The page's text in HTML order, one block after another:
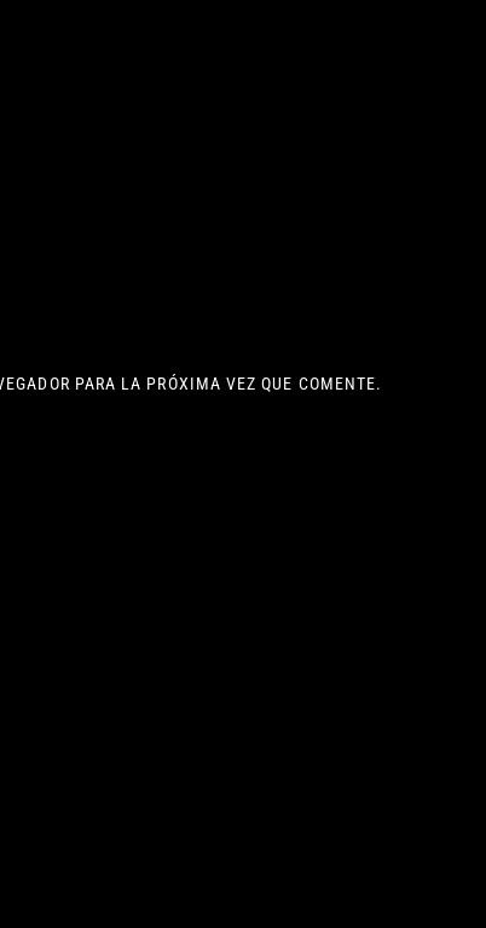
PARA LA PRÓXIMA VEZ QUE COMENTE.